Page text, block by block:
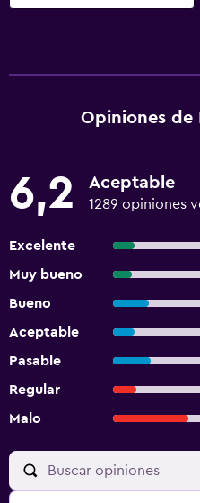
Opiniones de
6,2 Aceptable
1289 opiniones
Excelente
Muy bueno
Bueno
Aceptable
Pasable
Regular
Malo